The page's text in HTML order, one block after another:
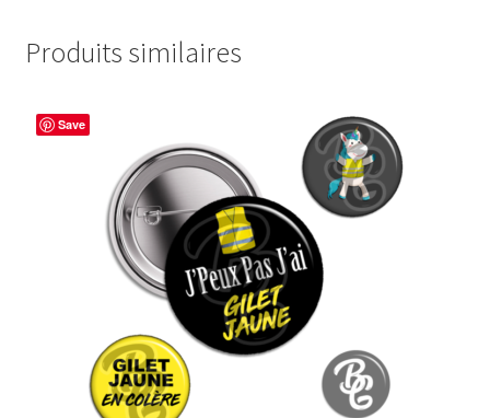
Produits similaires
Save